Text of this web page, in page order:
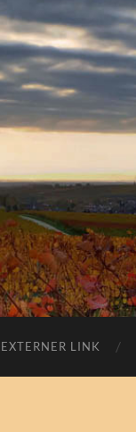
LINK